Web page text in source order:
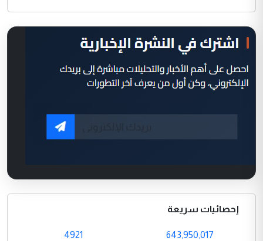
إحصائيات سريعة
643,950,017
4921